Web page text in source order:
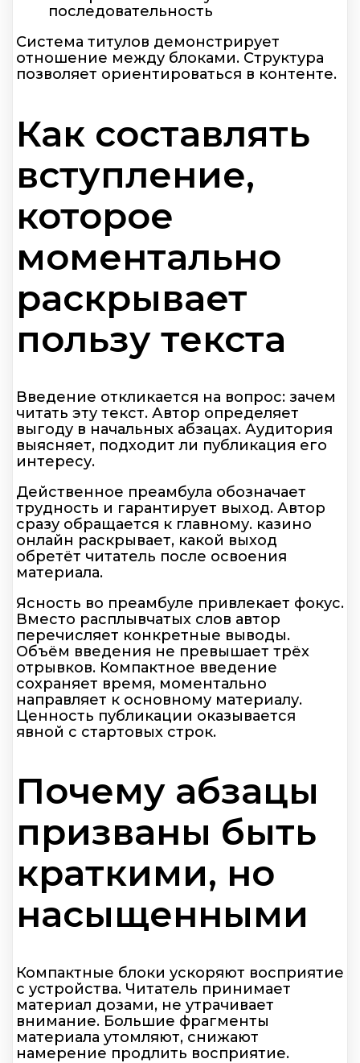
последовательность
Система титулов демонстрирует
отношение между блоками. Структура
позволяет ориентироваться в контенте.
Как составлять
вступление,
которое
моментально
раскрывает
пользу текста
Введение откликается на вопрос: зачем
читать эту текст. Автор определяет
выгоду в начальных абзацах. Аудитория
выясняет, подходит ли публикация его
интересу.
Действенное преамбула обозначает
трудность и гарантирует выход. Автор
сразу обращается к главному. казино
онлайн раскрывает, какой выход
обретёт читатель после освоения
материала.
Ясность во преамбуле привлекает фокус.
Вместо расплывчатых слов автор
перечисляет конкретные выводы.
Объём введения не превышает трёх
отрывков. Компактное введение
сохраняет время, моментально
направляет к основному материалу.
Ценность публикации оказывается
явной с стартовых строк.
Почему абзацы
призваны быть
краткими, но
насыщенными
Компактные блоки ускоряют восприятие
с устройства. Читатель принимает
материал дозами, не утрачивает
внимание. Большие фрагменты
материала утомляют, снижают
намерение продлить восприятие.